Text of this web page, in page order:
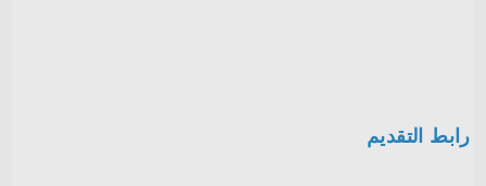
رابط التقديم